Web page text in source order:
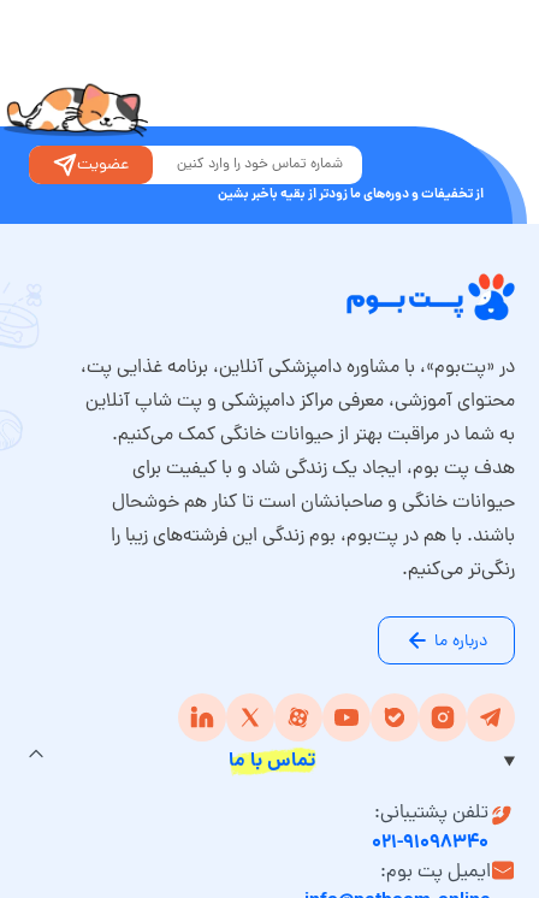
از تخفیفات و دوره‌های ما زودتر از بقیه باخبر بشین
عضویت
در «پت‌بوم»، با مشاوره دامپزشکی آنلاین، برنامه غذایی پت،
محتوای آموزشی، معرفی مراکز دامپزشکی و پت شاپ آنلاین
به شما در مراقبت بهتر از حیوانات خانگی کمک می‌کنیم.
هدف پت بوم، ایجاد یک زندگی شاد و با کیفیت برای
حیوانات خانگی و صاحبانشان است تا کنار هم خوشحال
باشند. با هم در پت‌بوم، بوم زندگی این فرشته‌های زیبا را
رنگی‌تر می‌کنیم.
درباره ما
تماس با ما
تلفن پشتیبانی:
۰۲۱-۹۱۰۹۸۳۴۰
ایمیل پت بوم: